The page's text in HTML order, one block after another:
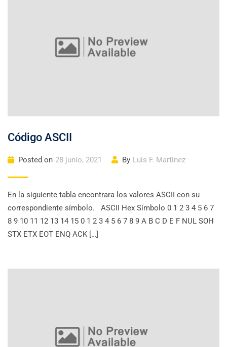
Código ASCII
Posted on 28 junio, 2021 By Luis F. Martinez
En la siguiente tabla encontrara los valores ASCII con su
correspondiente símbolo. ASCII Hex Símbolo 0 1 2 3 4 5 6 7
8 9 10 11 12 13 14 15 0 1 2 3 4 5 6 7 8 9 A B C D E F NUL SOH
STX ETX EOT ENQ ACK […]